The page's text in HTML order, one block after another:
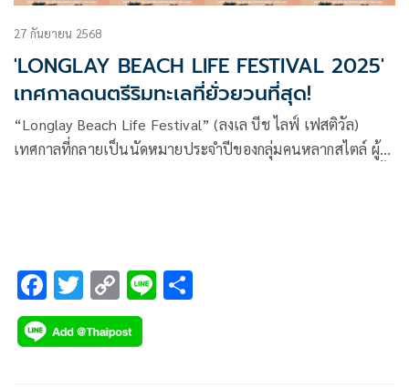
27 กันยายน 2568
'LONGLAY BEACH LIFE FESTIVAL 2025'
เทศกาลดนตรีริมทะเลที่ยั่วยวนที่สุด!
“Longlay Beach Life Festival” (ลงเล บีช ไลฟ์ เฟสติวัล)
เทศกาลที่กลายเป็นนัดหมายประจำปีของกลุ่มคนหลากสไตล์ ผู้
F
ac
e
T
wi
tt
C
o
p
Li